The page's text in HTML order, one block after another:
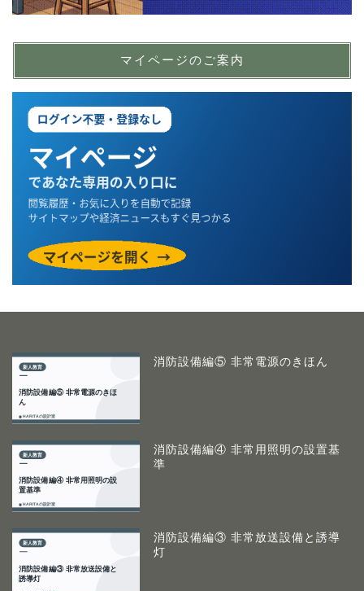
マイページのご案内
消防設備編⑤ 非常電源のきほん
消防設備編④ 非常用照明の設置基
準
消防設備編③ 非常放送設備と誘導
灯